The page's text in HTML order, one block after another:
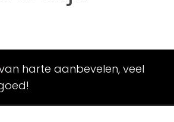
harte aanbevelen, veel